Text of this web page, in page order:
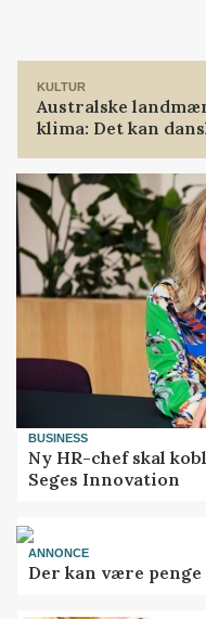
KULTUR
Australske
klima: Det kan
BUSINESS
Ny HR-chef skal
Seges Innovation
ANNONCE
Der kan være